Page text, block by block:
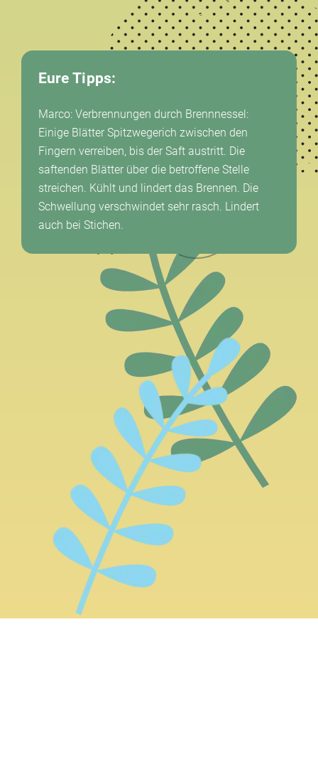
Eure Tipps:
Marco: Verbrennungen durch Brennnessel:
Einige Blätter Spitzwegerich zwischen den
Fingern verreiben, bis der Saft austritt. Die
saftenden Blätter über die betroffene Stelle
streichen. Kühlt und lindert das Brennen. Die
Schwellung verschwindet sehr rasch. Lindert
auch bei Stichen.